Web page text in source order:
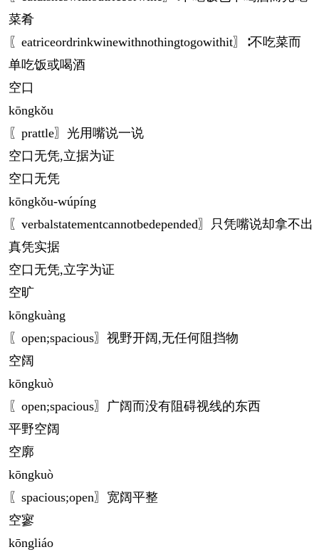
菜肴
〖eatriceordrinkwinewithnothingtogowithit〗∶不吃菜而
单吃饭或喝酒
空口
kōngkǒu
〖prattle〗光用嘴说一说
空口无凭,立据为证
空口无凭
kōngkǒu-wúpíng
〖verbalstatementcannotbedepended〗只凭嘴说却拿不出
真凭实据
空口无凭,立字为证
空旷
kōngkuàng
〖open;spacious〗视野开阔,无任何阻挡物
空阔
kōngkuò
〖open;spacious〗广阔而没有阻碍视线的东西
平野空阔
空廓
kōngkuò
〖spacious;open〗宽阔平整
空寥
kōngliáo